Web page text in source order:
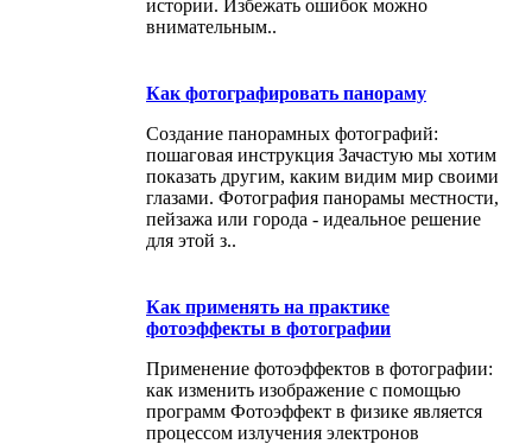
истории. Избежать ошибок можно
внимательным..
Как фотографировать панораму
Создание панорамных фотографий:
пошаговая инструкция Зачастую мы хотим
показать другим, каким видим мир своими
глазами. Фотография панорамы местности,
пейзажа или города - идеальное решение
для этой з..
Как применять на практике
фотоэффекты в фотографии
Применение фотоэффектов в фотографии:
как изменить изображение с помощью
программ Фотоэффект в физике является
процессом излучения электронов